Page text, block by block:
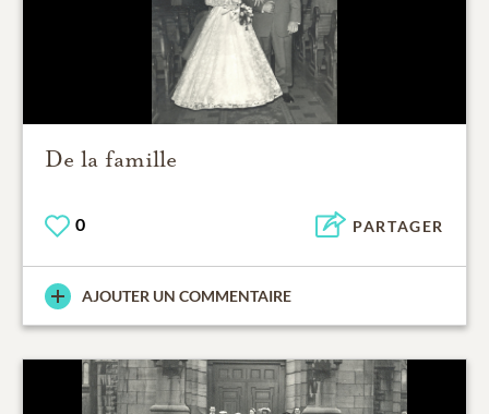
De la famille
0 PARTAGER
AJOUTER UN COMMENTAIRE